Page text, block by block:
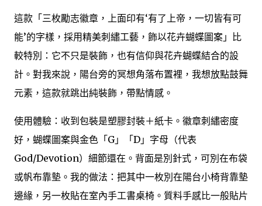
這款「三枚勵志徽章，上面印有‘有了上帝，一切皆有可
能’的字樣，採用精美刺繡工藝，飾以花卉蝴蝶圖案」比
較特別：它不只是裝飾，也有信仰與花卉蝴蝶結合的設
計。對我來說，陽台旁的冥想角落布置裡，我想放點鼓舞
元素，這款就跳出純裝飾，帶點情感。
使用體驗：收到包裝是塑膠封裝＋紙卡。徽章刺繡密度
好，蝴蝶圖案與金色「G」「D」字母（代表
God/Devotion）細節還在。背面是別針式，可別在布袋
或帆布靠墊。我的做法：把其中一枚別在陽台小椅背靠墊
邊緣，另一枚貼在室內手工書桌椅。質料手感比一般貼片